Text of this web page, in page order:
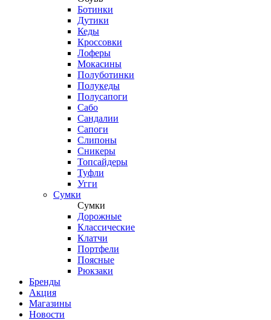
Ботинки
Дутики
Кеды
Кроссовки
Лоферы
Мокасины
Полуботинки
Полукеды
Полусапоги
Сабо
Сандалии
Сапоги
Слипоны
Сникеры
Топсайдеры
Туфли
Угги
Сумки
Сумки
Дорожные
Классические
Клатчи
Портфели
Поясные
Рюкзаки
Бренды
Акция
Магазины
Новости